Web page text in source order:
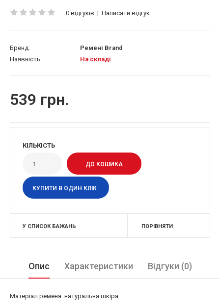
0 відгуків | Написати відгук
Бренд:
Ремені Brand
Наявність:
На складі
539 грн.
КІЛЬКІСТЬ
КУПИТИ В ОДИН КЛІК
У СПИСОК БАЖАНЬ ПОРІВНЯТИ
Опис Характеристики Відгуки (0)
Матеріал ременя: натуральна шкіра